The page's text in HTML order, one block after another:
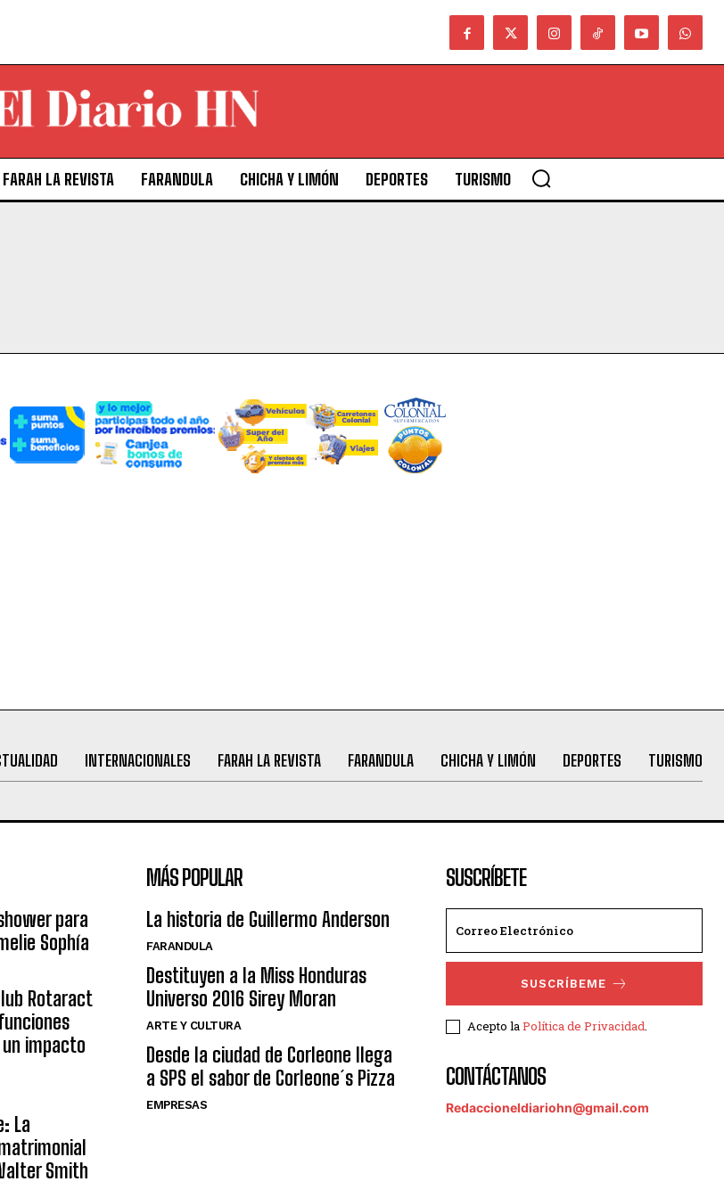
FARAH LA REVISTA FARANDULA CHICHA Y LIMÓN DEPORTES TURISMO
INTERNACIONALES FARAH LA REVISTA FARANDULA CHICHA Y LIMÓN DEPORTES TURISMO
para
Sophía
Rotaract
un impacto
La
Smith
MÁS POPULAR
La historia de Guillermo Anderson
FARANDULA
Destituyen a la Miss Honduras
Universo 2016 Sirey Moran
ARTE Y CULTURA
Desde la ciudad de Corleone llega
a SPS el sabor de Corleone´s Pizza
EMPRESAS
SUSCRÍBETE
SUSCRÍBEME
Acepto laPolítica de Privacidad.
CONTÁCTANOS
Redaccioneldiariohn@gmail.com